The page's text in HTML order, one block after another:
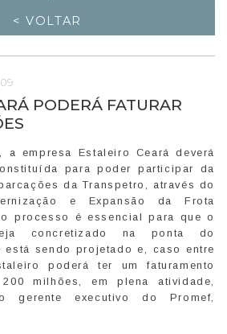
< VOLTAR
PODERÁ FATURAR
a empresa Estaleiro Ceará deverá
para poder participar da
da Transpetro, através do
e Expansão da Frota
processo é essencial para que o
concretizado na ponta do
está sendo projetado e, caso entre
poderá ter um faturamento
milhões, em plena atividade,
gerente executivo do Promef,